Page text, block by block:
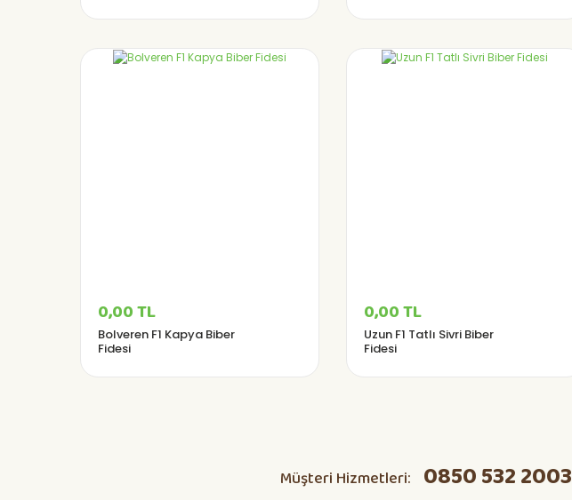
0,00 TL
Bolveren F1 Kapya Biber
Fidesi
0,00 TL
Uzun F1 Tatlı Sivri Biber
Fidesi
Müşteri Hizmetleri: 0850 532 2003